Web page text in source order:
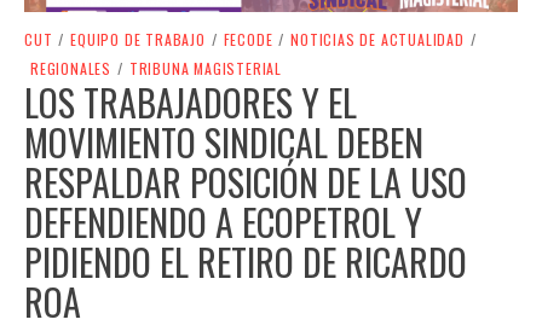
CUT / EQUIPO DE TRABAJO / FECODE / NOTICIAS DE ACTUALIDAD /
REGIONALES / TRIBUNA MAGISTERIAL
LOS TRABAJADORES Y EL
MOVIMIENTO SINDICAL DEBEN
RESPALDAR POSICIÓN DE LA USO
DEFENDIENDO A ECOPETROL Y
PIDIENDO EL RETIRO DE RICARDO
ROA